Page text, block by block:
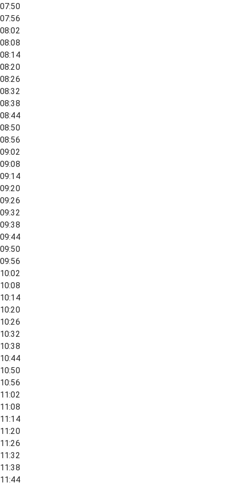
07:50
07:56
08:02
08:08
08:14
08:20
08:26
08:32
08:38
08:44
08:50
08:56
09:02
09:08
09:14
09:20
09:26
09:32
09:38
09:44
09:50
09:56
10:02
10:08
10:14
10:20
10:26
10:32
10:38
10:44
10:50
10:56
11:02
11:08
11:14
11:20
11:26
11:32
11:38
11:44